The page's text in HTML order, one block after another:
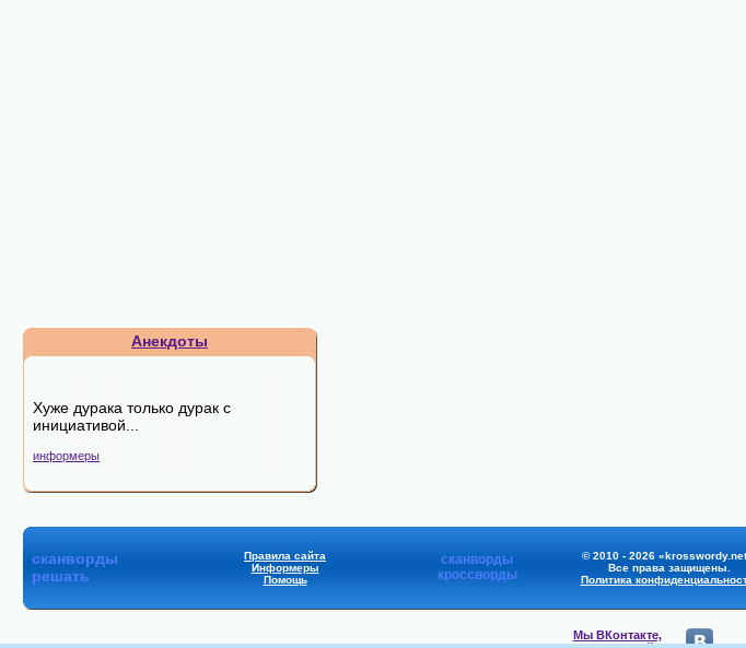
Анекдоты
Хуже дурака только дурак с
инициативой...
информеры
сканворды
решать
Правила сайта
Информеры
Помощь
сканворды
кроссворды
© 2010 - 2026
Все права защищены.
Политика
Мы ВКонтакте,